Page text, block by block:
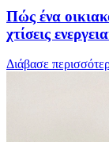
Πώς ένα
χτίσεις
Διάβασε